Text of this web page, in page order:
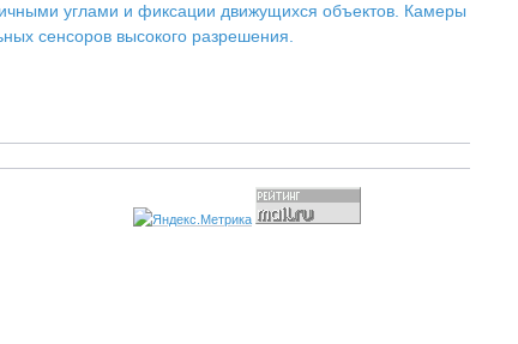
углами и фиксации движущихся объектов. Камеры
сенсоров высокого разрешения.